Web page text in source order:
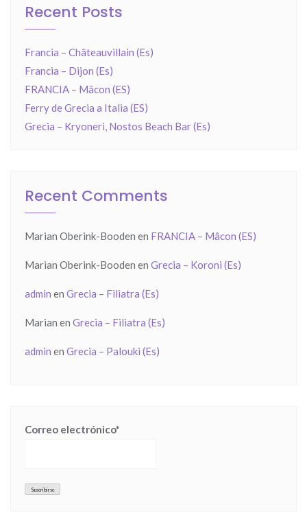
Recent Posts
Francia – Châteauvillain (Es)
Francia – Dijon (Es)
FRANCIA – Mâcon (ES)
Ferry de Grecia a Italia (ES)
Grecia – Kryoneri, Nostos Beach Bar (Es)
Recent Comments
Marian Oberink-Booden en FRANCIA – Mâcon (ES)
Marian Oberink-Booden en Grecia – Koroni (Es)
admin en Grecia – Filiatra (Es)
Marian en Grecia – Filiatra (Es)
admin en Grecia – Palouki (Es)
Correo electrónico*